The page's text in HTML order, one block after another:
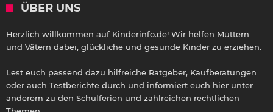
ÜBER UNS
Herzlich willkommen auf Kinderinfo.de! Wir helfen Müttern
und Vätern dabei, glückliche und gesunde Kinder zu erziehen.
Lest euch passend dazu hilfreiche Ratgeber, Kaufberatungen
oder auch Testberichte durch und informiert euch hier unter
anderem zu den Schulferien und zahlreichen rechtlichen